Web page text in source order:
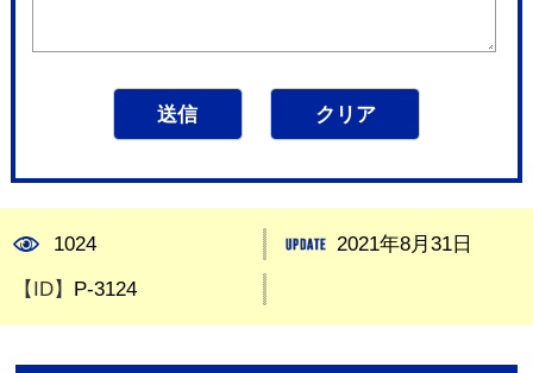
1024 2021年8月31日
【ID】 P-3124